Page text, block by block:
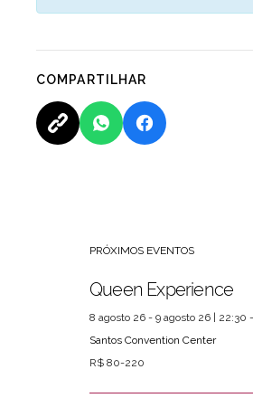
COMPARTILHAR
PRÓXIMOS EVENTOS
Queen Experience
8 agosto 26 - 9 agosto 26 | 22:30
Santos Convention Center
R$ 80-220